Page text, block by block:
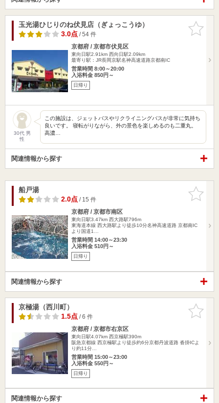
お気に入
りに追加
玉光湯ひじりのね伏見店（ぎょっこうゆ）
3.0点/ 54 件
京都府 / 京都市伏見区
東向日駅2.91km 西向日駅2.09km
最寄り駅：JR長岡京駅名神高速道路京都南IC
営業時間 8:00～20:00
入浴料金 850円～
日帰り
30代 男
性
この施設は、ジェットバスやリクライニングバスが非常に気持ち
良いです。 寝転がりながら、外の景色を楽しめるのも二重丸。
高濃…
関連情報から探す
お気に入
りに追加
船戸湯
2.0点/ 15 件
京都府 / 京都市南区
東向日駅3.47km 西大路駅796m
東海道本線 西大路駅より徒歩10分名神高速道路 京都南IC
より国道1…
営業時間 14:00～23:30
入浴料金 510円～
日帰り
関連情報から探す
お気に入
りに追加
京極湯（西川町）
1.5点/ 6 件
京都府 / 京都市右京区
東向日駅4.07km 西京極駅390m
阪急京都線 西京極駅より徒歩約6分京都丹波道路 沓掛ICよ
り約11分…
営業時間 15:00～23:00
入浴料金 550円～
日帰り
関連情報から探す